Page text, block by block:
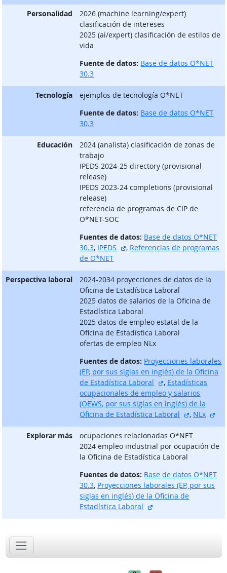
Personalidad
2026 (machine learning/expert)
clasificación de intereses
2025 (ai/expert) clasificación de estilos de
vida
Fuente de datos: Base de datos O*NET
30.3
Tecnología
ejemplos de tecnología O*NET
Fuente de datos: Base de datos O*NET
30.3
Educación
2024 (analista) clasificación de zonas de
trabajo
IPEDS 2024-25 directory (provisional
release)
IPEDS 2023-24 completions (provisional
release)
referencia de programas de CIP de
O*NET-SOC
Fuentes de datos: Base de datos O*NET
30.3, IPEDS sitio externo
, Referencias de programas
de O*NET
Perspectiva laboral
2024-2034 proyecciones de datos de la
Oficina de Estadística Laboral
2025 datos de salarios de la Oficina de
Estadística Laboral
2025 datos de empleo estatal de la
Oficina de Estadística Laboral
ofertas de empleo NLx
Fuentes de datos: Proyecciones laborales
(EP, por sus siglas en inglés) de la Oficina
de Estadística Laboral
sitio externo
, Estadísticas
ocupacionales de empleo y salarios
(OEWS, por sus siglas en inglés) de la
Oficina de Estadística Laboral
sitio
, NLx
Explorar más
ocupaciones relacionadas O*NET
2024 empleo industrial por ocupación de
la Oficina de Estadística Laboral
Fuentes de datos: Base de datos O*NET
30.3, Proyecciones laborales (EP, por sus
siglas en inglés) de la Oficina de
Estadística Laboral